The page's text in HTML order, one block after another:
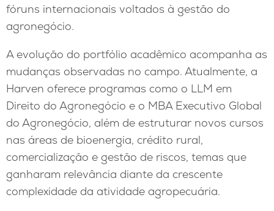
fóruns internacionais voltados à gestão do
agronegócio.
A evolução do portfólio acadêmico acompanha as
mudanças observadas no campo. Atualmente, a
Harven oferece programas como o LLM em
Direito do Agronegócio e o MBA Executivo Global
do Agronegócio, além de estruturar novos cursos
nas áreas de bioenergia, crédito rural,
comercialização e gestão de riscos, temas que
ganharam relevância diante da crescente
complexidade da atividade agropecuária.